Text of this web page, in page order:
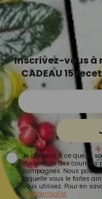
Inscrivez-vous à
CADEAU 15
Je consens à ce que la
d'ouverture des courriels
campagnes. Nous
laquelle vous le faites
vous utilisez. Pour en
confidentialité.